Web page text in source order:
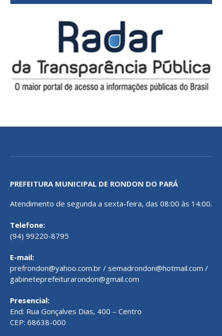
PREFEITURA MUNICIPAL DE RONDON DO PARÁ
Atendimento de segunda a sexta-feira, das 08:00 às 14:00.
Telefone:
(94) 99220-8795
E-mail:
prefrondon@yahoo.com.br / semadrondon@hotmail.com /
gabineteprefeiturarondon@gmail.com
Presencial:
End: Rua Gonçalves Dias, 400 – Centro
CEP: 68638-000